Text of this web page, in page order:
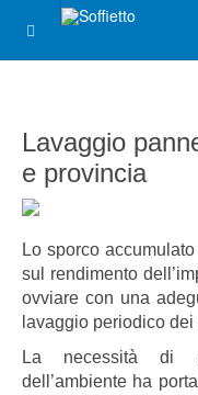
Lavaggio
e provincia
Lo sporco
sul rendimento
ovviare con una
lavaggio periodico
La necessità di
dell’ambiente ha